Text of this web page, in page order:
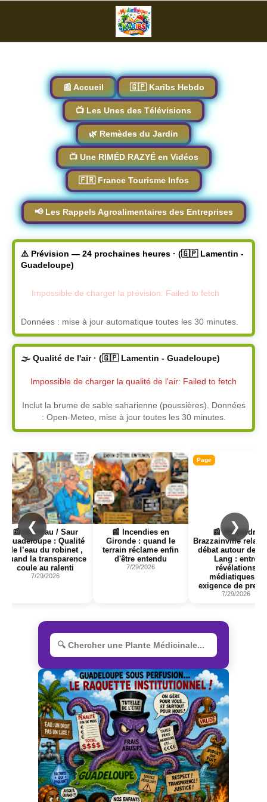
📰 Accueil 🇬🇵 Karibs Hebdo
📺 Les Unes des Télévisions
🌿 Remèdes du Jardin
📺 Une RIMÉD RAZYÉ en Vidéos
🇫🇷 France Tourisme Infos
📢 Les Rappels Agroalimentaires des Entreprises
⚠️ Prévision — 24 prochaines heures · (🇬🇵 Lamentin -
Guadeloupe)
Impossible de charger la prévision: Failed to fetch
Données : mise à jour automatique toutes les 30 minutes.
🌫️ Qualité de l'air · (🇬🇵 Lamentin - Guadeloupe)
Impossible de charger la qualité de l'air: Failed to fetch
Inclut la brume de sable saharienne (poussières). Données
: Open-Meteo, mise à jour toutes les 30 minutes.
❮
Page
📰 Hub'Eau / Saur
Guadeloupe : Qualité
de l’eau du robinet ,
quand la transparence
coule au ralenti
7/29/2026
Page
📰 Incendies en
Gironde : quand le
terrain réclame enfin
d'être entendu
7/29/2026
Page
📰 Alexandra
Brazzainville
débat autour de
Lang : entre
révélations
médiatiques et
exigence de
7/29/2026
❯
R
e
h
e
r
c
h
e
r
u
n
e
p
l